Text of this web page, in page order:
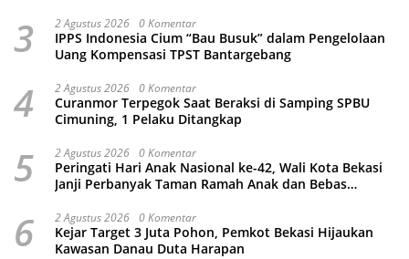
3 2 Agustus 2026 0 Komentar
IPPS Indonesia Cium “Bau Busuk” dalam Pengelolaan
Uang Kompensasi TPST Bantargebang
4 2 Agustus 2026 0 Komentar
Curanmor Terpegok Saat Beraksi di Samping SPBU
Cimuning, 1 Pelaku Ditangkap
5 2 Agustus 2026 0 Komentar
Peringati Hari Anak Nasional ke-42, Wali Kota Bekasi
Janji Perbanyak Taman Ramah Anak dan Bebas
6 2 Agustus 2026 0 Komentar
Kejar Target 3 Juta Pohon, Pemkot Bekasi Hijaukan
Kawasan Danau Duta Harapan